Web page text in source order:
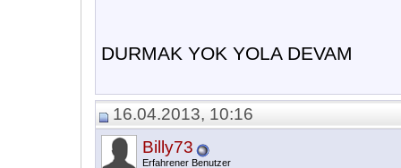
DURMAK YOK YOLA DEVAM
16.04.2013, 10:16
Billy73
Erfahrener Benutzer